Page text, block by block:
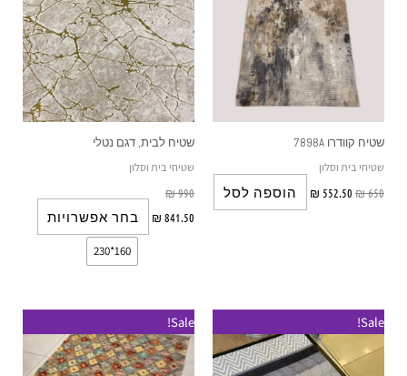
שטיח קוודרו 7898A
שטיחי בית וסלון
₪650
₪ 552.50 הוספה לסל
שטיח לבית, דגם נטלי
שטיחי בית וסלון
₪990
₪ 841.50 בחר אפשרויות
מספר
סוגים.
ניתן
לבחור
את
160*230
Sale!
Sale!